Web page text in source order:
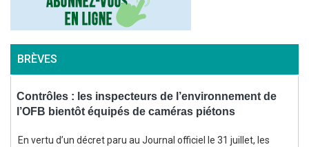
BRÈVES
Contrôles : les inspecteurs de l’environnement de
l’OFB bientôt équipés de caméras piétons
En vertu d’un décret paru au Journal officiel le 31 juillet, les